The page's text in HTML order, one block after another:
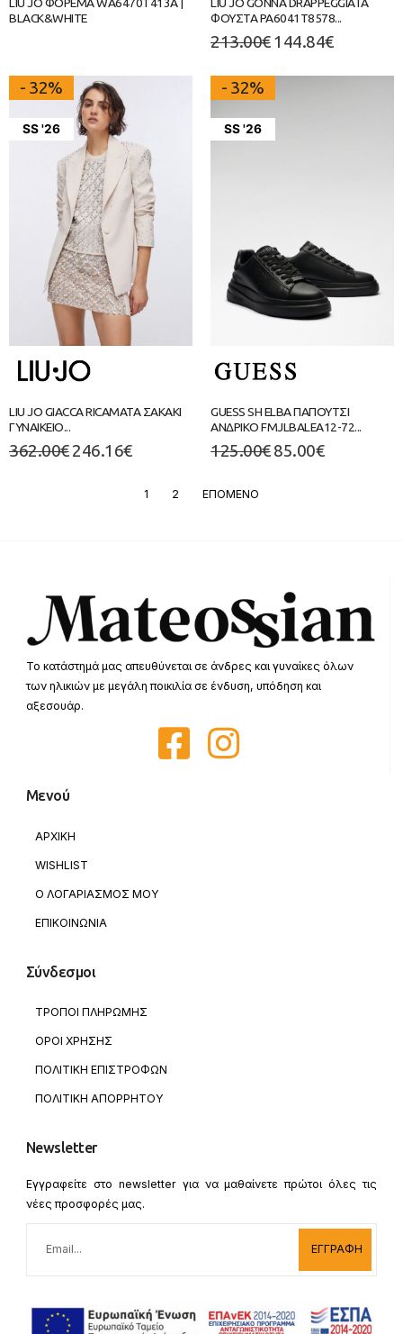
LIU JO ΦΟΡΕΜΑ WA6470T413A |
BLACK&WHITE
LIU JO GONNA DRAPPEGGIATA
ΦΟΥΣΤΑ PA6041T8578...
213.00€ 144.84€
SS '26
- 32%
LIU JO GIACCA RICAMATA ΣΑΚΑΚΙ
ΓΥΝΑΙΚΕΙΟ...
362.00€ 246.16€
SS '26
- 32%
GUESS SH ELBA ΠΑΠΟΥΤΣΙ
ΑΝΔΡΙΚΟ FMJLBALEA12-72...
125.00€ 85.00€
1 2 ΕΠΟΜΕΝΟ
Το κατάστημά μας απευθύνεται σε άνδρες και γυναίκες όλων
των ηλικιών με μεγάλη ποικιλία σε ένδυση, υπόδηση και
αξεσουάρ.
Μενού
ΑΡΧΙΚΗ
WISHLIST
Ο ΛΟΓΑΡΙΑΣΜΟΣ ΜΟΥ
ΕΠΙΚΟΙΝΩΝΙΑ
Σύνδεσμοι
ΤΡΟΠΟΙ ΠΛΗΡΩΜΗΣ
ΟΡΟΙ ΧΡΗΣΗΣ
ΠΟΛΙΤΙΚΗ ΕΠΙΣΤΡΟΦΩΝ
ΠΟΛΙΤΙΚΗ ΑΠΟΡΡΗΤΟΥ
Newsletter
Εγγραφείτε στο newsletter για να μαθαίνετε πρώτοι όλες τις
νέες προσφορές μας.
ΕΓΓΡΑΦΗ